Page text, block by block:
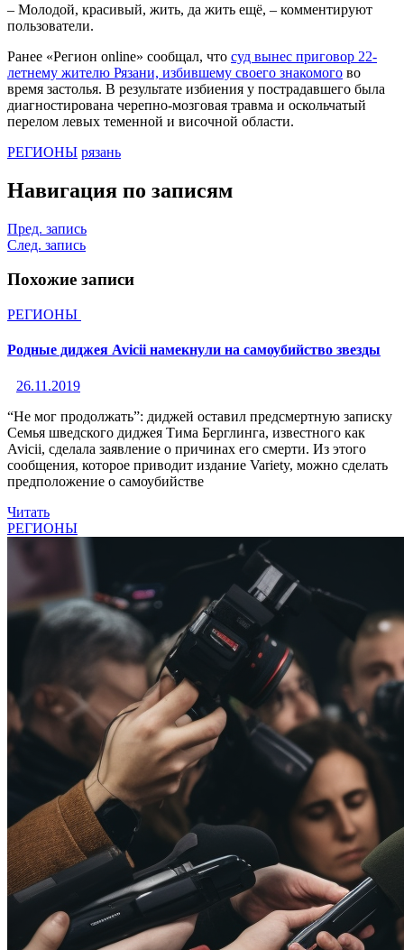
– Молодой, красивый, жить, да жить ещё, – комментируют
пользователи.
Ранее «Регион online» сообщал, что суд вынес приговор 22-
летнему жителю Рязани, избившему своего знакомого во
время застолья. В результате избиения у пострадавшего была
диагностирована черепно-мозговая травма и оскольчатый
перелом левых теменной и височной области.
РЕГИОНЫ рязань
Навигация по записям
Пред. запись
След. запись
Похожие записи
РЕГИОНЫ
Родные диджея Avicii намекнули на самоубийство звезды
26.11.2019
“Не мог продолжать”: диджей оставил предсмертную записку
Семья шведского диджея Тима Берглинга, известного как
Avicii, сделала заявление о причинах его смерти. Из этого
сообщения, которое приводит издание Variety, можно сделать
предположение о самоубийстве
Читать
РЕГИОНЫ